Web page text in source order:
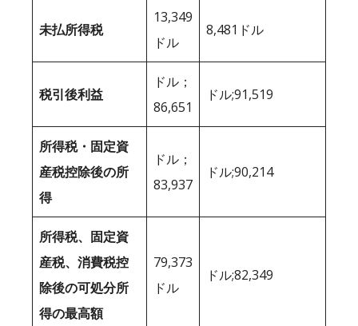
未払所得税
13,349
ドル
8,481ドル
税引後利益
ドル；
86,651
ドル;91,519
所得税・固定資
産税控除後の所
得
ドル；
83,937
ドル;90,214
所得税、固定資
産税、消費税控
除後の可処分所
得の最高額
79,373
ドル
ドル;82,349